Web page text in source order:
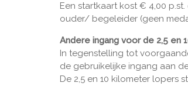
Een startkaart kost € 4,00
ouder/ begeleider (geen
Andere ingang voor de 2,5 en
In tegenstelling tot
de gebruikelijke ingang aan
De 2,5 en 10 kilometer lopers